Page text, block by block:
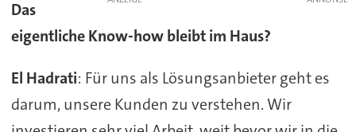
Das
eigentliche Know-how bleibt im Haus?
El Hadrati: Für uns als Lösungsanbieter geht es
darum, unsere Kunden zu verstehen. Wir